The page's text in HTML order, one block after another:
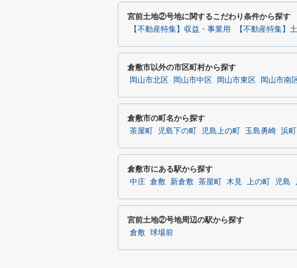
宮前土地②号地に関するこだわり条件から探す
【不動産特集】収益・事業用 【不動産特集】
倉敷市以外の市区町村から探す
岡山市北区 岡山市中区 岡山市東区 岡山市南
倉敷市の町名から探す
茶屋町 児島下の町 児島上の町 玉島勇崎 浜町
倉敷市にある駅から探す
中庄 倉敷 新倉敷 茶屋町 木見 上の町 児島
宮前土地②号地周辺の駅から探す
倉敷 球場前